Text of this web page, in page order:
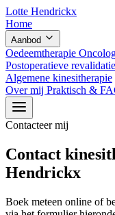
Lotte Hendrickx
Home
Aanbod
Oedeemtherapie
Postoperatieve revalidatie
Algemene kinesitherapie
Over mij Praktisch &
Contacteer mij
Contact
Hendrickx
Boek meteen online of